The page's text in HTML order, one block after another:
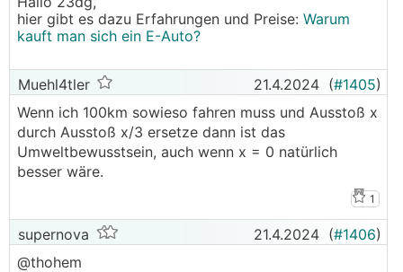
hier gibt es dazu Erfahrungen und Preise: Warum
kauft man sich ein E-Auto?
Muehl4tler 21.4.2024 (#1405)
Wenn ich 100km sowieso fahren muss und Ausstoß x
durch Ausstoß x/3 ersetze dann ist das
Umweltbewusstsein, auch wenn x = 0 natürlich
besser wäre.
1
supernova 21.4.2024 (#1406)
@thohem